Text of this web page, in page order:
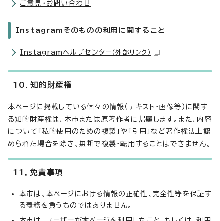
ご意見・お問い合わせ
Instagramそのものの利用に関すること
Instagramヘルプセンター （外部リンク）
10．知的財産権
本ページに掲載している個々の情報（テキスト・画像等）に関す
る知的財産権は、本市または原著作者に帰属します。また、内容
について「私的使用のための複製」や「引用」など著作権法上認
められた場合を除き、無断で複製・転用することはできません。
11．免責事項
本市は、本ページにおける情報の正確性、完全性等を保証す
る義務を負うものではありません。